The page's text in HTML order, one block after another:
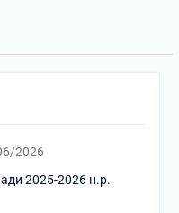
2026
2025-2026 н.р.